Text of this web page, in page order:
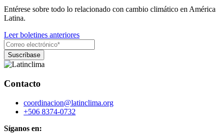
Entérese sobre todo lo relacionado con cambio climático en América
Latina.
Leer boletines anteriores
Contacto
coordinacion@latinclima.org
+506 8374-0732
Síganos en: